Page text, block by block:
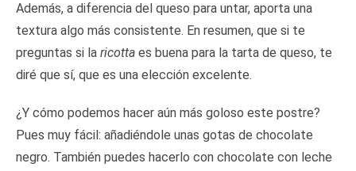
Además, a diferencia del queso para untar, aporta una
textura algo más consistente. En resumen, que si te
preguntas si la ricotta es buena para la tarta de queso, te
diré que sí, que es una elección excelente.
¿Y cómo podemos hacer aún más goloso este postre?
Pues muy fácil: añadiéndole unas gotas de chocolate
negro. También puedes hacerlo con chocolate con leche